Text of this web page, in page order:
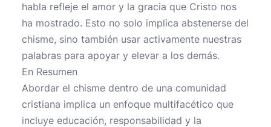
habla refleje el amor y la gracia que Cristo nos
ha mostrado. Esto no solo implica abstenerse del
chisme, sino también usar activamente nuestras
palabras para apoyar y elevar a los demás.
En Resumen
Abordar el chisme dentro de una comunidad
cristiana implica un enfoque multifacético que
incluye educación, responsabilidad y la